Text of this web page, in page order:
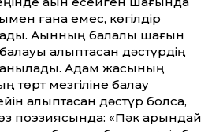
ғана емес, көгілдір
Ақынның балалық шағын
қалыптасқан дәстүрдің
Адам жасының
төрт мезгіліне балау
қалыптасқан дәстүр болса,
поэзиясында: «Пәк қарындай